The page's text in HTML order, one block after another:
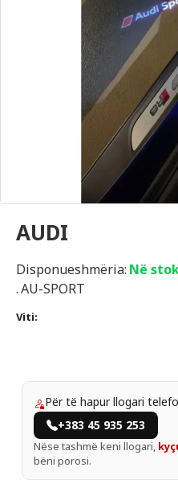
AUDI
Disponueshmëria: Në
.AU-SPORT
Viti:
Për të hapur llogari
+383 45 935 253
Nëse tashmë keni llogari,
bëni porosi.